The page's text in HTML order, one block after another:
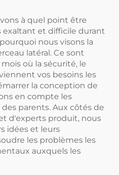
à quel point être
exaltant et difficile durant
nous visons la
latéral. Ce sont
où la sécurité, le
vos besoins les
la conception de
en compte les
parents. Aux côtés de
d'experts produit, nous
idées et leurs
les problèmes les
auxquels les